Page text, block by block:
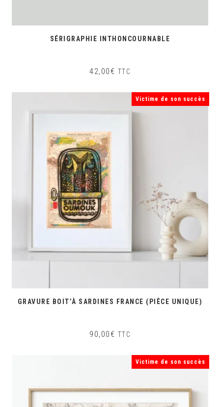
SÉRIGRAPHIE INTHONCOURNABLE
42,00€ TTC
Victime de son succès
GRAVURE BOIT’À SARDINES FRANCE (PIÈCE UNIQUE)
90,00€ TTC
Victime de son succès